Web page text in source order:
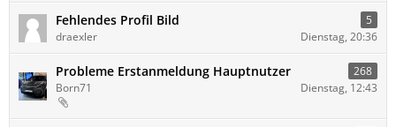
Fehlendes Profil Bild
5
draexler
Dienstag, 20:36
Probleme Erstanmeldung Hauptnutzer
268
Born71
Dienstag, 12:43